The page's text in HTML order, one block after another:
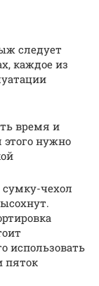
следует
каждое из
время и
нужно
чехол
использовать
пяток